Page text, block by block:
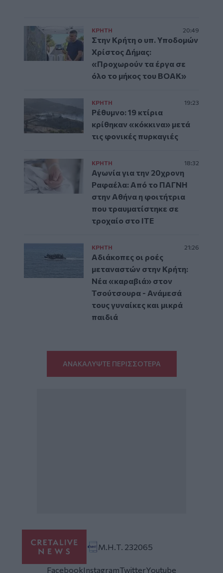
ΚΡΗΤΗ 20:49
Στην Κρήτη ο υπ. Υποδομών
Χρίστος Δήμας:
«Προχωρούν τα έργα σε
όλο το μήκος του ΒΟΑΚ»
ΚΡΗΤΗ 19:23
Ρέθυμνο: 19 κτίρια
κρίθηκαν «κόκκινα» μετά
τις φονικές πυρκαγιές
ΚΡΗΤΗ 18:32
Αγωνία για την 20χρονη
Ραφαέλα: Από το ΠΑΓΝΗ
στην Αθήνα η φοιτήτρια
που τραυματίστηκε σε
τροχαίο στο ΙΤΕ
ΚΡΗΤΗ 21:26
Αδιάκοπες οι ροές
μεταναστών στην Κρήτη:
Νέα «καραβιά» στον
Τσούτσουρα - Ανάμεσά
τους γυναίκες και μικρά
παιδιά
ΑΝΑΚΑΛΥΨΤΕ ΠΕΡΙΣΣΟΤΕΡΑ
Μ.Η.Τ. 232065
FacebookInstagramTwitterYoutube